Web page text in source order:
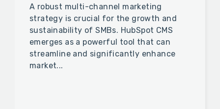
A robust multi-channel marketing
strategy is crucial for the growth and
sustainability of SMBs. HubSpot CMS
emerges as a powerful tool that can
streamline and significantly enhance
market...